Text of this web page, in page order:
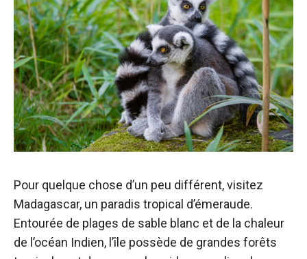
Pour quelque chose d’un peu différent, visitez
Madagascar, un paradis tropical d’émeraude.
Entourée de plages de sable blanc et de la chaleur
de l’océan Indien, l’île possède de grandes forêts